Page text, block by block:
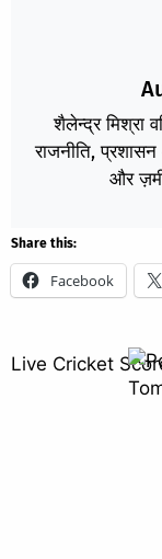
शैलेन्द्र मिश्रा
राजनीति,
और
Share this:
Facebook
Live Cricket